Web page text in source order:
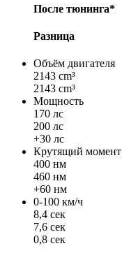
После тюнинга*
Разница
Объём двигателя
2143 cm³
2143 cm³
Мощность
170 лс
200 лс
+30 лс
Крутящий момент
400 нм
460 нм
+60 нм
0-100 км/ч
8,4 сек
7,6 сек
0,8 сек